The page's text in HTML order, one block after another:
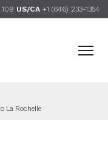
US/CA +1 (646) 233-1354
La Rochelle